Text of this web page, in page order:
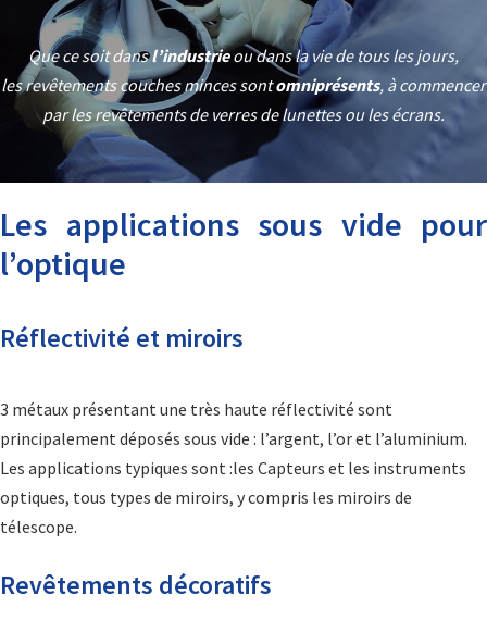
Que ce soit dansl’industrieou dans la vie de tous les jours,
les revêtements couches minces sontomniprésents, à commencer
par les revêtements de verres de lunettes ou les écrans.
Les applications sous vide pour
l’optique
Réflectivité et miroirs
3 métaux présentant une très haute réflectivité sont
principalement déposés sous vide : l’argent, l’or et l’aluminium.
Les applications typiques sont :les Capteurs et les instruments
optiques, tous types de miroirs, y compris les miroirs de
télescope.
Revêtements décoratifs